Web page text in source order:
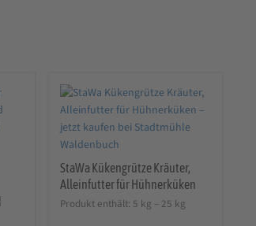
StaWa Kükengrütze Kräuter,
Alleinfutter für Hühnerküken
Produkt enthält: 5 kg – 25 kg